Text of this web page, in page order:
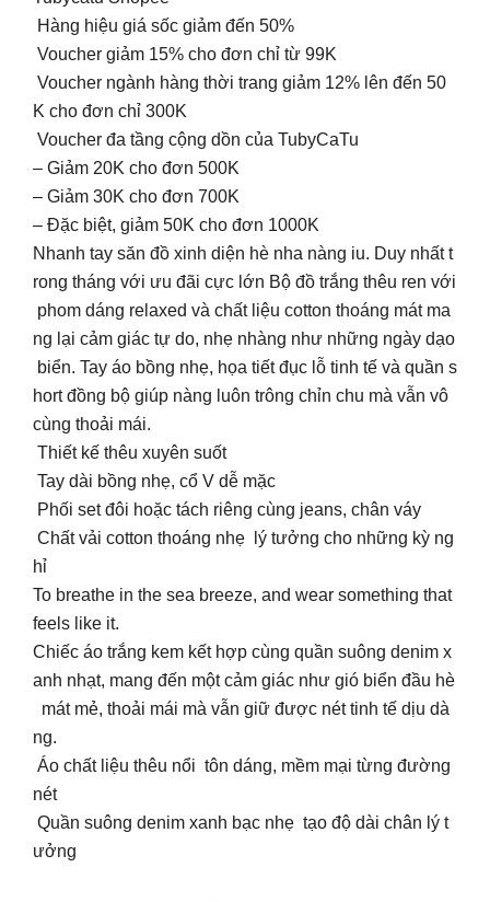
Hàng hiệu giá sốc giảm đến 50%
Voucher giảm 15% cho đơn chỉ từ 99K
Voucher ngành hàng thời trang giảm 12% lên đến 50
K cho đơn chỉ 300K
Voucher đa tầng cộng dồn của TubyCaTu
– Giảm 20K cho đơn 500K
– Giảm 30K cho đơn 700K
– Đặc biệt, giảm 50K cho đơn 1000K
Nhanh tay săn đồ xinh diện hè nha nàng iu. Duy nhất t
rong tháng với ưu đãi cực lớn Bộ đồ trắng thêu ren với
phom dáng relaxed và chất liệu cotton thoáng mát ma
ng lại cảm giác tự do, nhẹ nhàng như những ngày dạo
biển. Tay áo bồng nhẹ, họa tiết đục lỗ tinh tế và quần s
hort đồng bộ giúp nàng luôn trông chỉn chu mà vẫn vô
cùng thoải mái.
Thiết kế thêu xuyên suốt
Tay dài bồng nhẹ, cổ V dễ mặc
Phối set đôi hoặc tách riêng cùng jeans, chân váy
Chất vải cotton thoáng nhẹ lý tưởng cho những kỳ ng
hỉ
To breathe in the sea breeze, and wear something that
feels like it.
Chiếc áo trắng kem kết hợp cùng quần suông denim x
anh nhạt, mang đến một cảm giác như gió biển đầu hè
mát mẻ, thoải mái mà vẫn giữ được nét tinh tế dịu dà
ng.
Áo chất liệu thêu nổi tôn dáng, mềm mại từng đường
nét
Quần suông denim xanh bạc nhẹ tạo độ dài chân lý t
ưởng